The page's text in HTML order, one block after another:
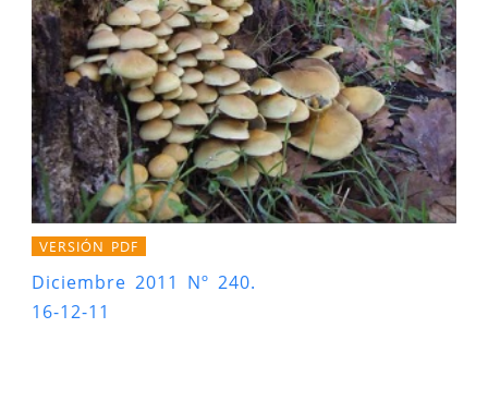
VERSIÓN PDF
Diciembre 2011 Nº 240.
16-12-11